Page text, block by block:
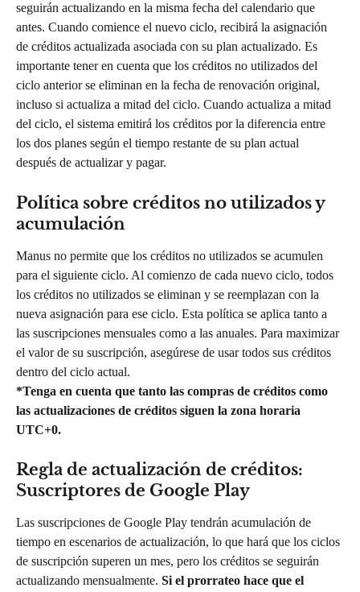
seguirán actualizando en la misma fecha del calendario que
antes. Cuando comience el nuevo ciclo, recibirá la asignación
de créditos actualizada asociada con su plan actualizado. Es
importante tener en cuenta que los créditos no utilizados del
ciclo anterior se eliminan en la fecha de renovación original,
incluso si actualiza a mitad del ciclo. Cuando actualiza a mitad
del ciclo, el sistema emitirá los créditos por la diferencia entre
los dos planes según el tiempo restante de su plan actual
después de actualizar y pagar.
Política sobre créditos no utilizados y
acumulación
Manus no permite que los créditos no utilizados se acumulen
para el siguiente ciclo. Al comienzo de cada nuevo ciclo, todos
los créditos no utilizados se eliminan y se reemplazan con la
nueva asignación para ese ciclo. Esta política se aplica tanto a
las suscripciones mensuales como a las anuales. Para maximizar
el valor de su suscripción, asegúrese de usar todos sus créditos
dentro del ciclo actual.
*Tenga en cuenta que tanto las compras de créditos como
las actualizaciones de créditos siguen la zona horaria
UTC+0.
Regla de actualización de créditos:
Suscriptores de Google Play
Las suscripciones de Google Play tendrán acumulación de
tiempo en escenarios de actualización, lo que hará que los ciclos
de suscripción superen un mes, pero los créditos se seguirán
actualizando mensualmente. Si el prorrateo hace que el